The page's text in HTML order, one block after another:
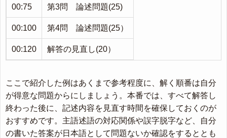
00:75 第3問 論述問題(25)
00:100 第4問 論述問題(25）
00:120 解答の見直し(20）
ここで紹介した例はあくまで参考程度に、解く順番は自分
が得意な問題からにしましょう。本番では、すべて解答し
終わった後に、記述内容を見直す時間を確保しておくのが
おすすめです。主語述語の対応関係や誤字脱字など、自分
の書いた答案が日本語として問題ないか確認をするととも